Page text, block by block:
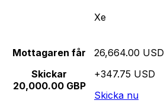
Xe
Mottagaren får
Skickar
20,000.00 GBP
26,664.00 USD
+347.75 USD
Skicka nu